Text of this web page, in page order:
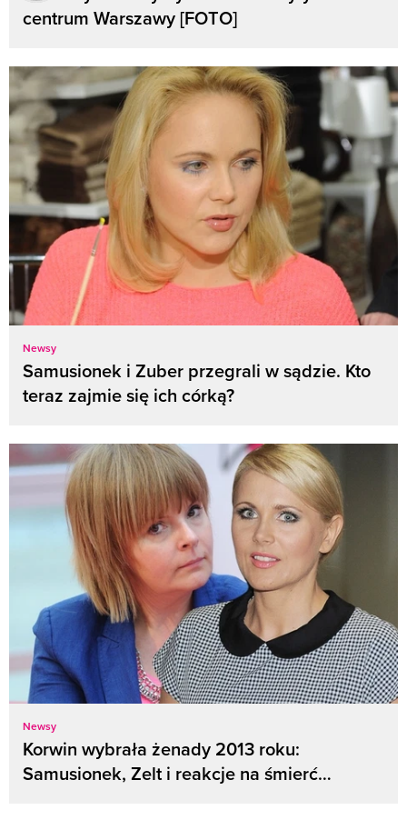
centrum Warszawy [FOTO]
Newsy
Samusionek i Zuber przegrali w sądzie. Kto
teraz zajmie się ich córką?
Newsy
Korwin wybrała żenady 2013 roku:
Samusionek, Zelt i reakcje na śmierć…